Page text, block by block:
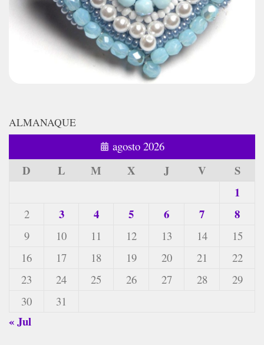
ALMANAQUE
agosto 2026
D L M X J V
S
1
2 3 4 5 6 7 8
9 10 11 12 13 14
15
16
17 18 19 20 21
22
23
24 25 26 27 28
29
30
31
« Jul